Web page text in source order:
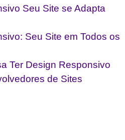
Seu Site se Adapta
Seu Site em Todos os
Ter Design Responsivo
de Sites